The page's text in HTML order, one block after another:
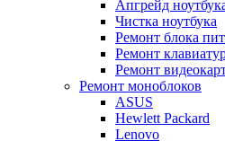
Апгрейд
Чистка ноутбука
Ремонт блока
Ремонт
Ремонт
Ремонт моноблоков
ASUS
Hewlett Packard
Lenovo